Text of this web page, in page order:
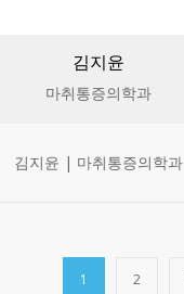
김지윤
마취통증의학과
김지윤 | 마취통증의학과
1 2